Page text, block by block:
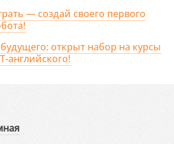
— создай своего первого
открыт набор на курсы
английского!